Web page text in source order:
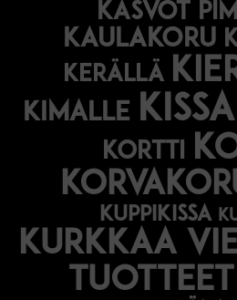
Kasvot
kaulakoru
kerällä
kimalle kissa
kortti
kuppikissa
Kurkkaa
tuotteet